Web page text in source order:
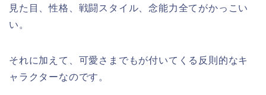
見た目、性格、戦闘スタイル、念能力全てがかっこい
い。
それに加えて、可愛さまでもが付いてくる反則的なキ
ャラクターなのです。